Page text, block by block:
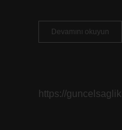
Devamını okuyun
https://